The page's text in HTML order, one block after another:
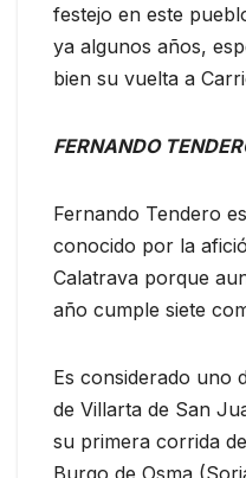
festejo en este
ya algunos años,
bien su vuelta a
FERNANDO
Fernando Tendero
conocido por la
Calatrava porque
año cumple siete
Es considerado uno
de Villarta de San
su primera corrida
Burgo de Osma